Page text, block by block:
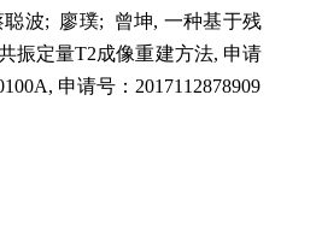
聪波; 廖璞; 曾坤, 一种基于残
振定量T2成像重建方法, 申请
申请号： 2017112878909